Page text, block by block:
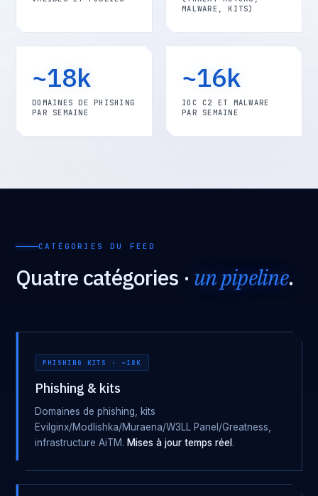
MALWARE, KITS)
~18k
DOMAINES DE PHISHING
PAR SEMAINE
~16k
IOC C2 ET MALWARE
PAR SEMAINE
CATÉGORIES DU FEED
Quatre catégories · un pipeline.
PHISHING KITS · ~18K
Phishing & kits
Domaines de phishing, kits
Evilginx/Modlishka/Muraena/W3LL Panel/Greatness,
infrastructure AiTM. Mises à jour temps réel .